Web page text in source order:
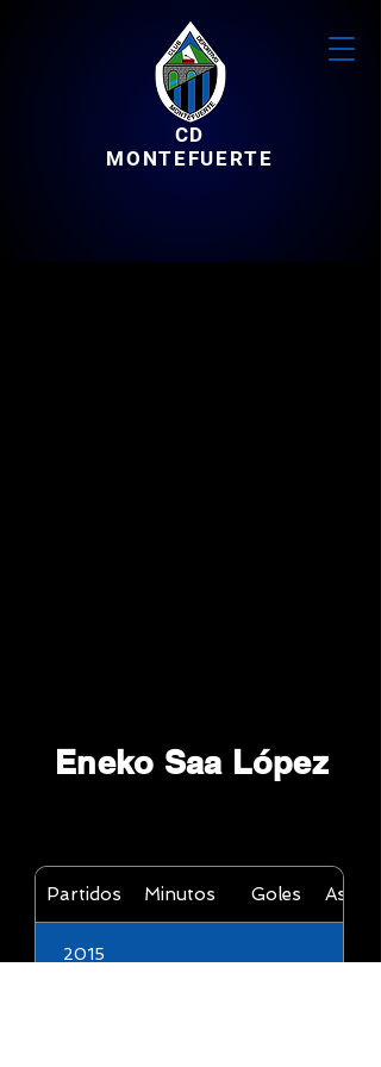
CD
MONTEFUERTE
Eneko Saa López
Partidos Minutos Goles
2015